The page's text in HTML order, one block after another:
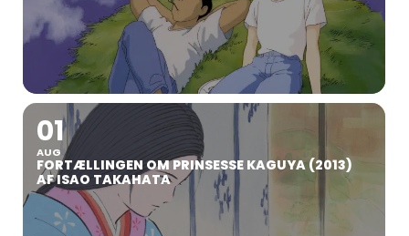
01
AUG
FORTÆLLINGEN OM PRINSESSE KAGUYA (2013)
AF ISAO TAKAHATA